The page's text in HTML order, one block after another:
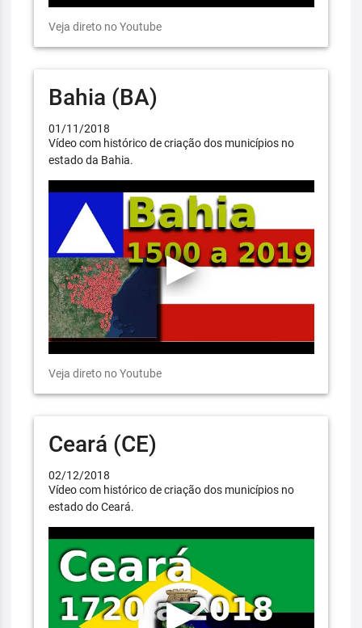
Veja direto no Youtube
Bahia (BA)
01/11/2018
Vídeo com histórico de criação dos municípios no
estado da Bahia.
Veja direto no Youtube
Ceará (CE)
02/12/2018
Vídeo com histórico de criação dos municípios no
estado do Ceará.